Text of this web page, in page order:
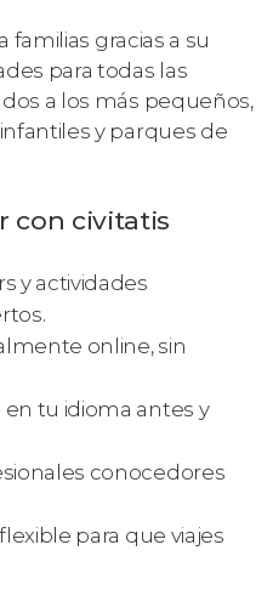
familias gracias a su
para todas las
a los más pequeños,
y parques de
con civitatis
y actividades
online, sin
tu idioma antes y
conocedores
para que viajes